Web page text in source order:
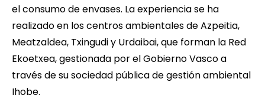
el consumo de envases. La experiencia se ha
realizado en los centros ambientales de Azpeitia,
Meatzaldea, Txingudi y Urdaibai, que forman la Red
Ekoetxea, gestionada por el Gobierno Vasco a
través de su sociedad pública de gestión ambiental
Ihobe.